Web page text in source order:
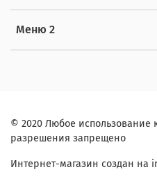
Меню 2
© 2020 Любое использование
разрешения запрещено
Интернет-магазин создан на